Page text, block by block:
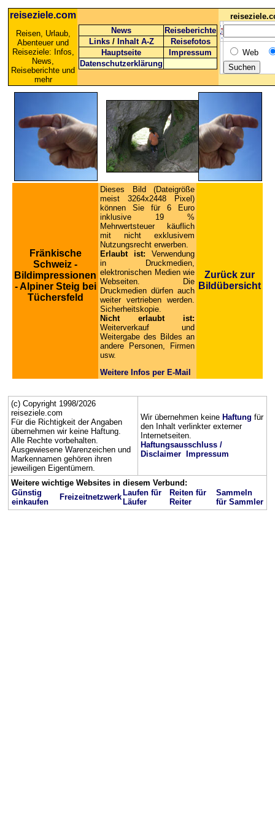
reiseziele.com
Reisen, Urlaub,
Abenteuer und
Reiseziele: Infos,
News,
Reiseberichte und
mehr
News
Reiseberichte
Links / Inhalt A-Z
Reisefotos
Hauptseite
Impressum
Datenschutzerklärung
Web
Fränkische
Schweiz -
Bildimpressionen
- Alpiner Steig bei
Tüchersfeld
Dieses Bild (Dateigröße
meist 3264x2448 Pixel)
können Sie für 6 Euro
inklusive 19 %
Mehrwertsteuer käuflich
mit nicht exklusivem
Nutzungsrecht erwerben.
Erlaubt ist: Verwendung
in Druckmedien,
elektronischen Medien wie
Webseiten. Die
Druckmedien dürfen auch
weiter vertrieben werden.
Sicherheitskopie.
Nicht erlaubt ist:
Weiterverkauf und
Weitergabe des Bildes an
andere Personen, Firmen
usw.
Weitere Infos per E-Mail
Zurück zur
Bildübersicht
(c) Copyright 1998/2026
reiseziele.com
Für die Richtigkeit der Angaben
übernehmen wir keine Haftung.
Alle Rechte vorbehalten.
Ausgewiesene Warenzeichen und
Markennamen gehören ihren
jeweiligen Eigentümern.
Wir übernehmen keine Haftung für
den Inhalt verlinkter externer
Internetseiten.
Haftungsausschluss /
Disclaimer
Impressum
Weitere wichtige Websites in diesem Verbund:
Günstig
einkaufen
Freizeitnetzwerk Laufen für
Läufer
Reiten für
Reiter
Sammeln
für Sammler